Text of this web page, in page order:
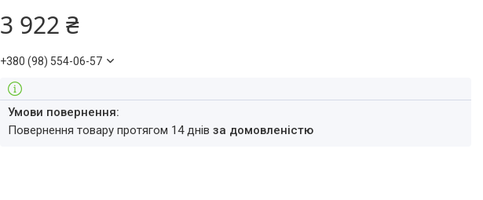
3 922 ₴
+380 (98) 554-06-57
повернення товару протягом 14 днівза домовленістю